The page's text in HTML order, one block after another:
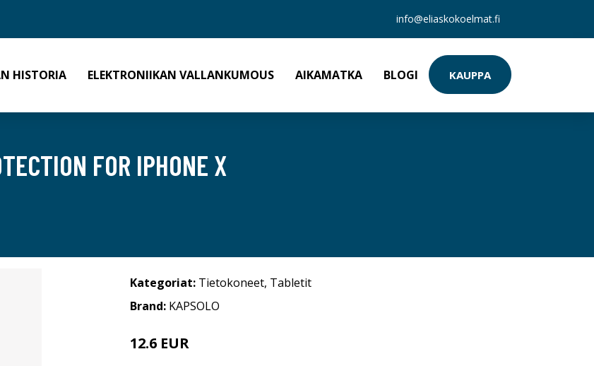
info@eliaskokoelmat.fi
HISTORIA ELEKTRONIIKAN VALLANKUMOUS AIKAMATKA BLOGI KAUPPA
FOR IPHONE X
Kategoriat: Tietokoneet, Tabletit
Brand: KAPSOLO
12.6 EUR